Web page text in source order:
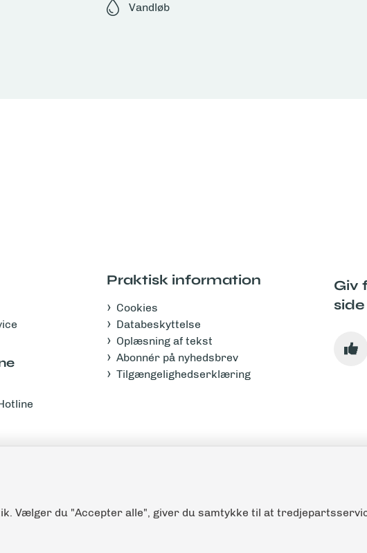
Vandløb
Praktisk information
Cookies
Databeskyttelse
Oplæsning af tekst
Abonnér på nyhedsbrev
Tilgængelighedserklæring
Giv
side
Vælger du "Accepter alle", giver du samtykke til at